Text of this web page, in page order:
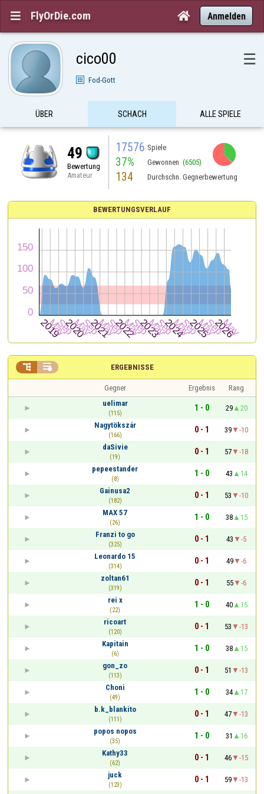
 FlyOrDie.com  Anmelden
cico00 ☰
Fod-Gott
ÜBER SCHACH ALLE SPIELE
49
Bewertung
Amateur
17576 Spiele
37% Gewonnen (6505)
134 Durchschn. Gegnerbewertung
BEWERTUNGSVERLAUF
ERGEBNISSE
 
Gegner Ergebnis
Rang
uelimar
(115)
1 - 0 29
20
Nagytökszár
(166)
0 - 1 39
-10
daSivie
(19)
0 - 1 57
-18
pepeestander
(8)
1 - 0 43
14
Gainusa2
(182)
0 - 1 53
-10
MAX 57
(26)
1 - 0 38
15
Franzi to go
(325)
0 - 1 43
-5
Leonardo 15
(314)
0 - 1 49
-6
zoltan61
(319)
0 - 1 55
-6
rei x
(22)
1 - 0 40
15
ricoart
(120)
0 - 1 53
-13
Kapitain
(6)
1 - 0 38
15
gon_zo
(113)
0 - 1 51
-13
Choni
(49)
1 - 0 34
17
b.k_blankito
(111)
0 - 1 47
-13
popos nopos
(35)
1 - 0 31
16
Kathy33
(62)
0 - 1 46
-15
juck
(123)
0 - 1 59
-13